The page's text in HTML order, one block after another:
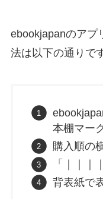
ebookjapanのアプ
法は以下の通りで
本棚マー
購入順の
「｜｜｜
背表紙で